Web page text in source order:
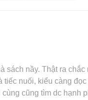
sách nầy. Thật ra
tiếc nuối, kiểu càng
cũng tìm dc hạnh